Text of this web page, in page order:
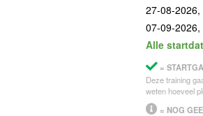
27-08-2026,
07-09-2026,
Alle
=
Deze training
weten hoeveel
= NOG